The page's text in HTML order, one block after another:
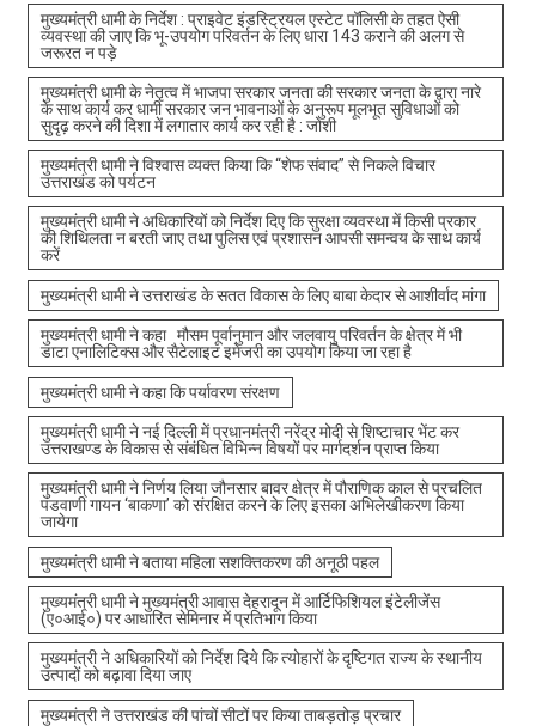
मुख्यमंत्री धामी के निर्देश : प्राइवेट इंडस्ट्रियल एस्टेट पॉलिसी के तहत ऐसी
व्यवस्था की जाए कि भू-उपयोग परिवर्तन के लिए धारा 143 कराने की अलग से
जरूरत न पड़े
मुख्यमंत्री धामी के नेतृत्व में भाजपा सरकार जनता की सरकार जनता के द्वारा नारे
के साथ कार्य कर धामी सरकार जन भावनाओं के अनुरूप मूलभूत सुविधाओं को
सुदृढ़ करने की दिशा में लगातार कार्य कर रही है : जोशी
मुख्यमंत्री धामी ने विश्वास व्यक्त किया कि “शेफ संवाद” से निकले विचार
उत्तराखंड को पर्यटन
मुख्यमंत्री धामी ने अधिकारियों को निर्देश दिए कि सुरक्षा व्यवस्था में किसी प्रकार
की शिथिलता न बरती जाए तथा पुलिस एवं प्रशासन आपसी समन्वय के साथ कार्य
करें
मुख्यमंत्री धामी ने उत्तराखंड के सतत विकास के लिए बाबा केदार से आशीर्वाद मांगा
मुख्यमंत्री धामी ने कहा मौसम पूर्वानुमान और जलवायु परिवर्तन के क्षेत्र में भी
डाटा एनालिटिक्स और सैटेलाइट इमेजरी का उपयोग किया जा रहा है
मुख्यमंत्री धामी ने कहा कि पर्यावरण संरक्षण
मुख्यमंत्री धामी ने नई दिल्ली में प्रधानमंत्री नरेंद्र मोदी से शिष्टाचार भेंट कर
उत्तराखण्ड के विकास से संबंधित विभिन्न विषयों पर मार्गदर्शन प्राप्त किया
मुख्यमंत्री धामी ने निर्णय लिया जौनसार बावर क्षेत्र में पौराणिक काल से प्रचलित
पंडवाणी गायन ‘बाकणा’ को संरक्षित करने के लिए इसका अभिलेखीकरण किया
जायेगा
मुख्यमंत्री धामी ने बताया महिला सशक्तिकरण की अनूठी पहल
मुख्यमंत्री धामी ने मुख्यमंत्री आवास देहरादून में आर्टिफिशियल इंटेलीजेंस
(ए०आई०) पर आधारित सेमिनार में प्रतिभाग किया
मुख्यमंत्री ने अधिकारियों को निर्देश दिये कि त्योहारों के दृष्टिगत राज्य के स्थानीय
उत्पादों को बढ़ावा दिया जाए
मुख्यमंत्री ने उत्तराखंड की पांचों सीटों पर किया ताबड़तोड़ प्रचार